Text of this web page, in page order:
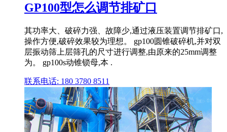
GP100型怎么调节排矿口
其功率大、破碎力强、故障少,通过液压装置调节排矿口,
操作方便,破碎效果较为理想。 gp100圆锥破碎机,并对双
层振动筛上层筛孔的尺寸进行调整,由原来的25mm调整
为。 gp100s动锥锁母,本 .
联系电话: 180 3780 8511